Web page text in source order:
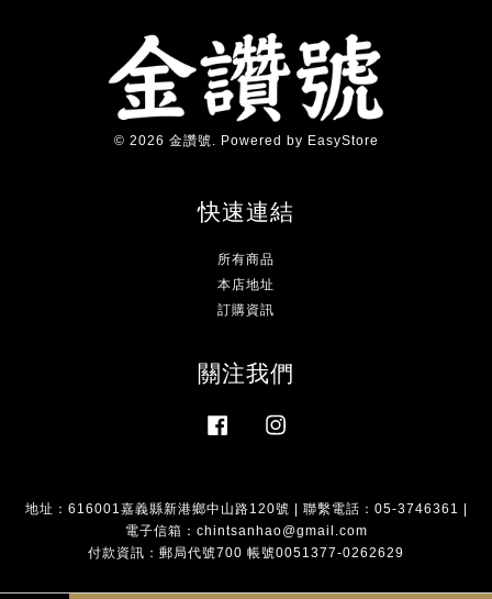
© 2026 金讚號. Powered by EasyStore
快速連結
所有商品
本店地址
訂購資訊
關注我們
Facebook
地址：616001嘉義縣新港鄉中山路120號 | 聯繫電話：05-3746361 |
電子信箱：chintsanhao@gmail.com
付款資訊：郵局代號700 帳號0051377-0262629